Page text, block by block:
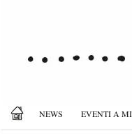
NEWS EVENTI A